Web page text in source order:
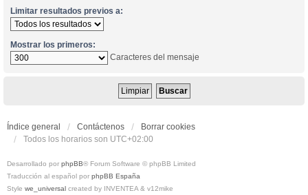
Limitar resultados previos a:
Mostrar los primeros:
Caracteres del mensaje
Índice general Contáctenos
Borrar cookies
Todos los horarios son UTC+02:00
Desarrollado por phpBB® Forum Software © phpBB Limited
Traducción al español por phpBB España
Style we_universal created by INVENTEA & v12mike